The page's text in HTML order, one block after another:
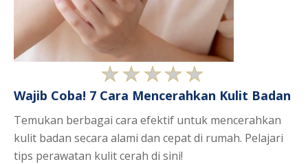
Temukan berbagai cara efektif untuk mencerahkan
kulit badan secara alami dan cepat di rumah. Pelajari
tips perawatan kulit cerah di sini!
Wajib Coba! 7 Cara Mencerahkan Kulit Badan
Tidak
ada
peringkat
yang
dikirimkan